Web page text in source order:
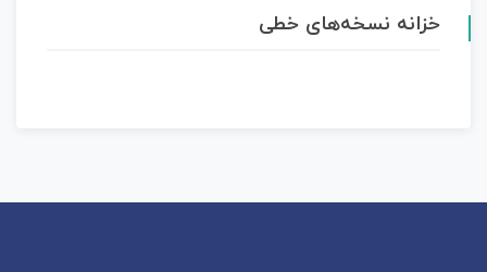
خزانه نسخه‌های خطی